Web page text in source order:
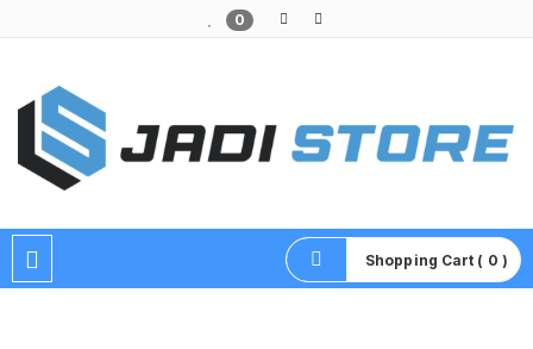
0
Shopping Cart ( 0 )